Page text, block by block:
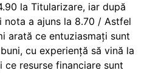
la Titularizare, iar după
nota a ajuns la 8.70 / Astfel
arată ce entuziasmați sunt
cu experiență să vină la
ce resurse financiare sunt